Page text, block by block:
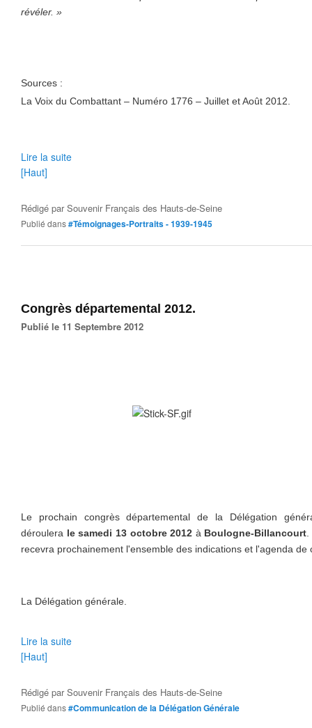
révéler. »
Sources :
La Voix du Combattant – Numéro 1776 – Juillet et Août 2012.
Lire la suite
[Haut]
Rédigé parSouvenir Français des Hauts-de-Seine
Publié dans#Témoignages-Portraits - 1939-1945
Congrès départemental 2012.
Publié le 11 Septembre 2012
Le prochain congrès départemental de la Délégation
déroulera le samedi 13 octobre 2012 à Boulogne-Billancourt
recevra prochainement l'ensemble des indications et l'agenda de
La Délégation générale.
Lire la suite
[Haut]
Rédigé parSouvenir Français des Hauts-de-Seine
Publié dans#Communication de la Délégation Générale